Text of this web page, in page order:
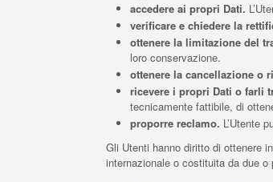
accedere ai propri Dati.
verificare e chiedere la
ottenere la limitazione del
loro conservazione.
ottenere la cancellazione o
ricevere i propri Dati o farli
tecnicamente fattibile, di
proporre reclamo. L’Utente
Gli Utenti hanno diritto di ottenere
internazionale o costituita da due